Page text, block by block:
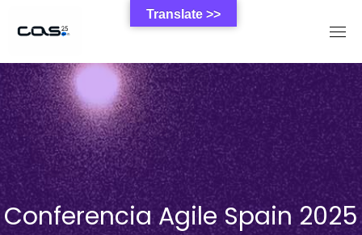
Conferencia Agile Spain 2025
Translate >>